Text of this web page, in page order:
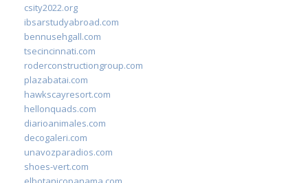
csity2022.org
ibsarstudyabroad.com
bennusehgall.com
tsecincinnati.com
roderconstructiongroup.com
plazabatai.com
hawkscayresort.com
hellonquads.com
diarioanimales.com
decogaleri.com
unavozparadios.com
shoes-vert.com